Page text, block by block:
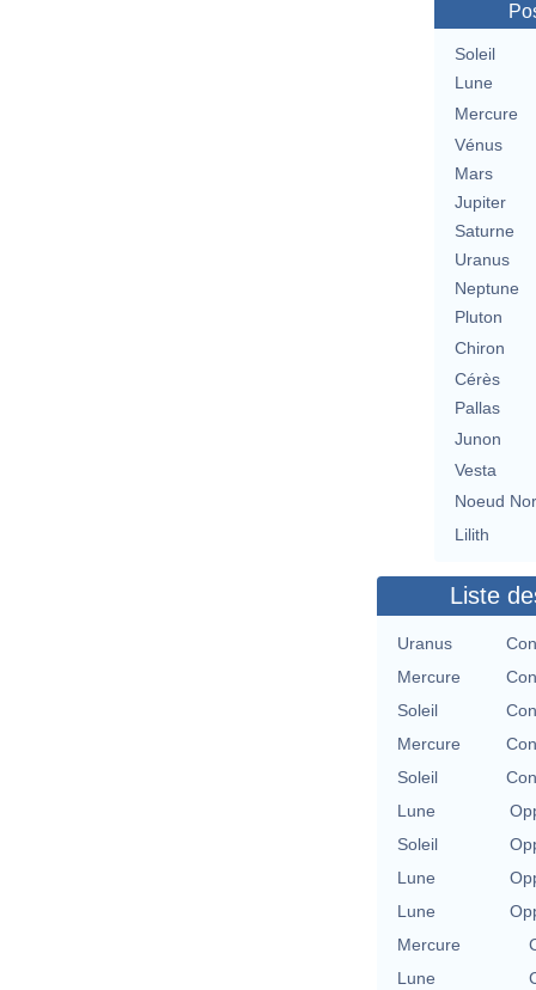
Soleil
Lune
Mercure
Vénus
Mars
Jupiter
Saturne
Uranus
Neptune
Pluton
Chiron
Cérès
Pallas
Junon
Vesta
Noeud
Lilith
Liste
Uranus
Mercure
Soleil
Mercure
Soleil
Lune
Soleil
Lune
Lune
Mercure
Lune